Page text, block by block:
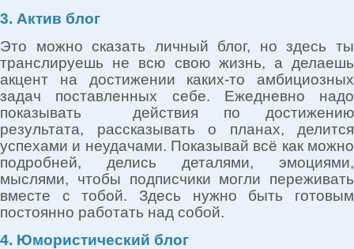
3. Актив блог
Это можно сказать личный блог, но здесь ты
транслируешь не всю свою жизнь, а делаешь
акцент на достижении каких-то амбициозных
задач поставленных себе. Ежедневно надо
показывать действия по достижению
результата, рассказывать о планах, делится
успехами и неудачами. Показывай всё как можно
подробней, делись деталями, эмоциями,
мыслями, чтобы подписчики могли переживать
вместе с тобой. Здесь нужно быть готовым
постоянно работать над собой.
4. Юмористический блог